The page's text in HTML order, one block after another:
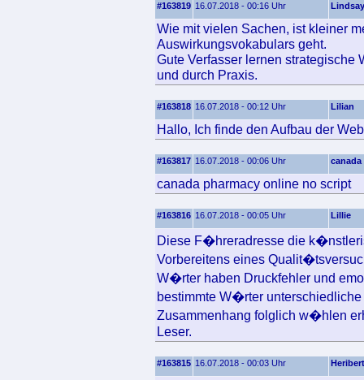
#163819 16.07.2018 - 00:16 Uhr Lindsay
Wie mit vielen Sachen, ist kleiner
Auswirkungsvokabulars geht.
Gute Verfasser lernen strategische
und durch Praxis.
#163818 16.07.2018 - 00:12 Uhr Lilian
Hallo, Ich finde den Aufbau der
#163817 16.07.2018 - 00:06 Uhr
canada pharmacy online no script
#163816 16.07.2018 - 00:05 Uhr Lillie
Diese F�hreradresse die
Vorbereitens eines
W�rter haben Druckfehler und
bestimmte W�rter
Zusammenhang folglich w�hlen
Leser.
#163815 16.07.2018 - 00:03 Uhr